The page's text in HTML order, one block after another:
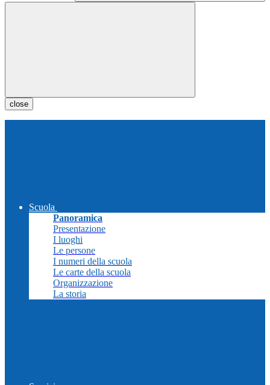
close
Scuola
Panoramica
Presentazione
I luoghi
Le persone
I numeri della scuola
Le carte della scuola
Organizzazione
La storia